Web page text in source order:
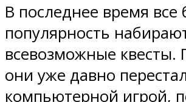
В последнее время
популярность
всевозможные квесты.
они уже давно
компьютерной игрой,